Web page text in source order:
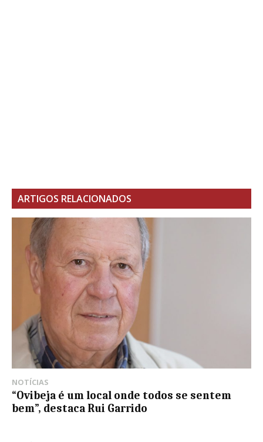
ARTIGOS RELACIONADOS
NOTÍCIAS
“Ovibeja é um local onde todos se sentem
bem”, destaca Rui Garrido